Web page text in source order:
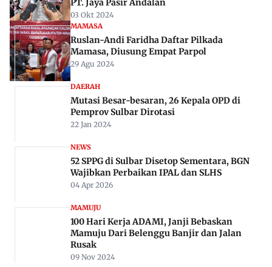
PT. Jaya Pasir Andalan
03 Okt 2024
MAMASA
Ruslan-Andi Faridha Daftar Pilkada
Mamasa, Diusung Empat Parpol
29 Agu 2024
DAERAH
Mutasi Besar-besaran, 26 Kepala OPD di
Pemprov Sulbar Dirotasi
22 Jan 2024
NEWS
52 SPPG di Sulbar Disetop Sementara, BGN
Wajibkan Perbaikan IPAL dan SLHS
04 Apr 2026
MAMUJU
100 Hari Kerja ADAMI, Janji Bebaskan
Mamuju Dari Belenggu Banjir dan Jalan
Rusak
09 Nov 2024